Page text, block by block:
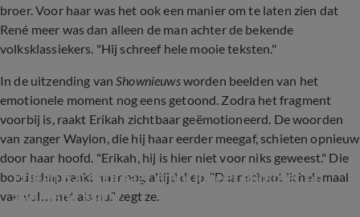
broer. Voor haar was het ook een manier om te laten zien dat
René meer was dan alleen de man achter de bekende
volksklassiekers. "Hij schreef hele mooie teksten."
In de uitzending vanShownieuwsworden beelden van het
emotionele moment nog eens getoond. Zodra het fragment
voorbij is, raakt Erikah zichtbaar geëmotioneerd. De woorden
van zanger Waylon, die hij haar eerder meegaf, schieten opnieuw
door haar hoofd. "Erikah, hij is hier niet voor niks geweest." Die
boodschap raakt haar nog altijd diep. "Daar schoot ik helemaal
van vol… net als nu," zegt ze.
Erikah Karst draagt emotioneel nummer op
aan René Karst